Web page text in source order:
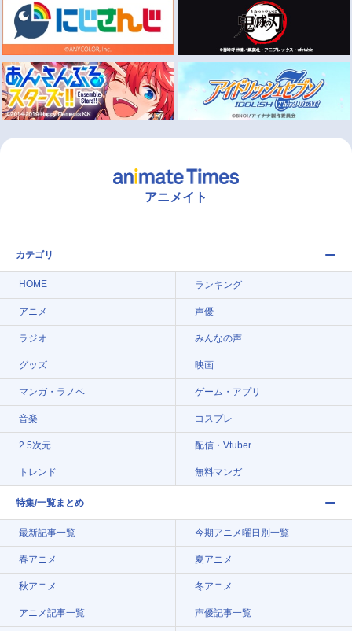
アニメイト
カテゴリ
HOME ランキング
アニメ 声優
ラジオ みんなの声
グッズ 映画
マンガ・ラノベ ゲーム・アプリ
音楽 コスプレ
2.5次元 配信・Vtuber
トレンド 無料マンガ
特集/一覧まとめ
最新記事一覧 今期アニメ曜日別一覧
春アニメ 夏アニメ
秋アニメ 冬アニメ
アニメ記事一覧 声優記事一覧